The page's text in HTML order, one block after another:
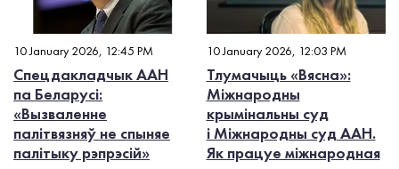
10 January 2026, 12:45 PM
Спецдакладчык ААН
па Беларусі:
«Вызваленне
палітвязняў не спыняе
палітыку рэпрэсій»
10 January 2026, 12:03 PM
Тлумачыць «Вясна»:
Міжнародны
крымінальны суд
і Міжнародны суд ААН.
Як працуе міжнародная